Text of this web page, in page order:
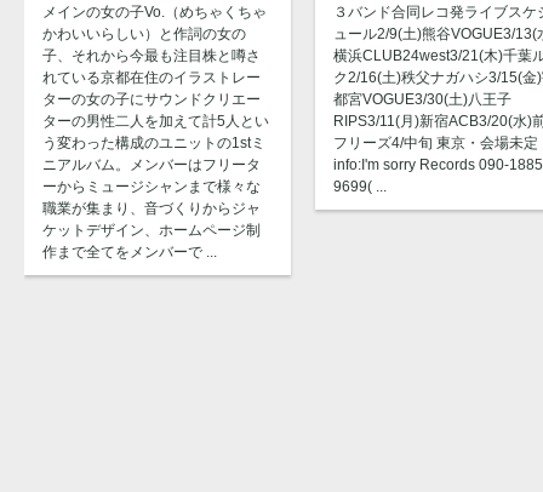
メインの女の子Vo.（めちゃくちゃ
かわいいらしい）と作詞の女の
子、それから今最も注目株と噂さ
れている京都在住のイラストレー
ターの女の子にサウンドクリエー
ターの男性二人を加えて計5人とい
う変わった構成のユニットの1stミ
ニアルバム。メンバーはフリータ
ーからミュージシャンまで様々な
職業が集まり、音づくりからジャ
ケットデザイン、ホームページ制
作まで全てをメンバーで ...
３バンド合同レコ発ライブスケ
ュール2/9(土)熊谷VOGUE3/13(
横浜CLUB24west3/21(木)千葉
ク2/16(土)秩父ナガハシ3/15(金
都宮VOGUE3/30(土)八王子
RIPS3/11(月)新宿ACB3/20(水)
フリーズ4/中旬 東京・会場未定
info:I'm sorry Records 090-
9699( ...